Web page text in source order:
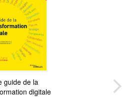
guide de la
digitale